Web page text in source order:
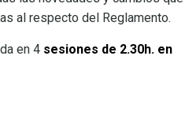
al respecto del Reglamento.
en 4 sesiones de 2.30h. en